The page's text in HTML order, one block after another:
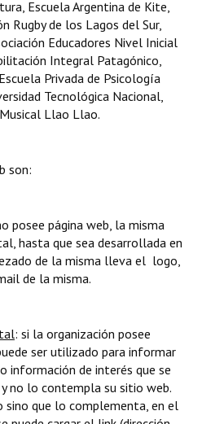
Escuela Argentina de Kite,
Rugby de los Lagos del Sur,
Educadores Nivel Inicial
Integral Patagónico,
Privada de Psicología
Tecnológica Nacional,
Llao Llao.
son:
posee página web, la misma
hasta que sea desarrollada en
de la misma lleva el logo,
de la misma.
: si la organización posee
ser utilizado para informar
información de interés que se
no lo contempla su sitio web.
sino que lo complementa, en el